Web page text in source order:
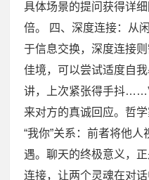
具体场景的提问获得详
倍。 四、深度连接：从
于信息交换，深度连接
佳境，可以尝试适度自
讲，上次紧张得手抖
来对方的真诚回应。哲学
“我你”关系：前者将他
遇。聊天的终极意义，
连接，让两个灵魂在对